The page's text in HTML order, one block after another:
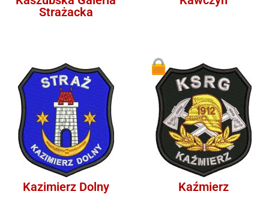
Strażacka
Kazimierz Dolny Kaźmierz